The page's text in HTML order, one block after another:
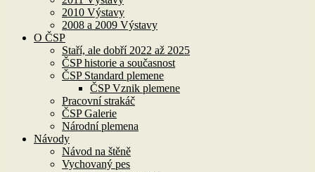
2010 Výstavy
2008 a 2009 Výstavy
O ČSP
Staří, ale dobří 2022 až 2025
ČSP historie a současnost
ČSP Standard plemene
ČSP Vznik plemene
Pracovní strakáč
ČSP Galerie
Národní plemena
Návody
Návod na štěně
Vychovaný pes